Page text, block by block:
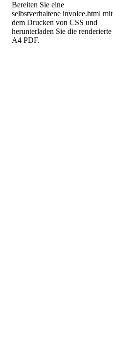
Bereiten Sie eine
selbstverhaltene invoice.html mit
dem Drucken von CSS und
herunterladen Sie die renderierte
A4 PDF.